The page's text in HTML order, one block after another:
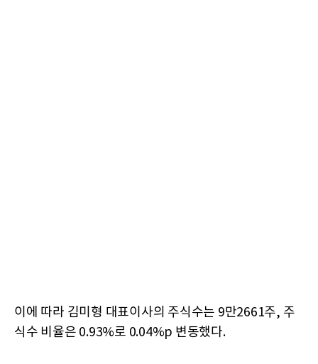
이에 따라 김미형 대표이사의 주식수는 9만2661주, 주
식수 비율은 0.93%로 0.04%p 변동했다.